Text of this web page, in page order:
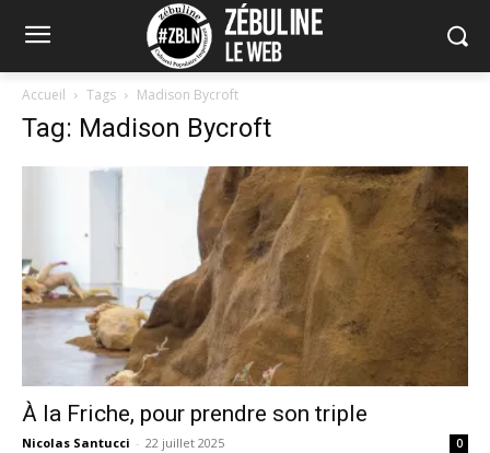
Accueil Tags Madison Bycroft
Tag: Madison Bycroft
À la Friche, pour prendre son triple
Nicolas Santucci - 22 juillet 2025 0